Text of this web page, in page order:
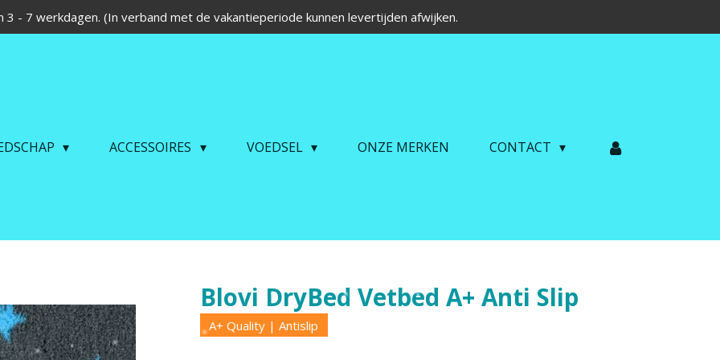
3 - 7 werkdagen. (In verband met de vakantieperiode kunnen levertijden afwijken.
ACCESSOIRES VOEDSEL ONZE MERKEN CONTACT
Blovi DryBed Vetbed A+ Anti Slip
A+ Quality | Antislip